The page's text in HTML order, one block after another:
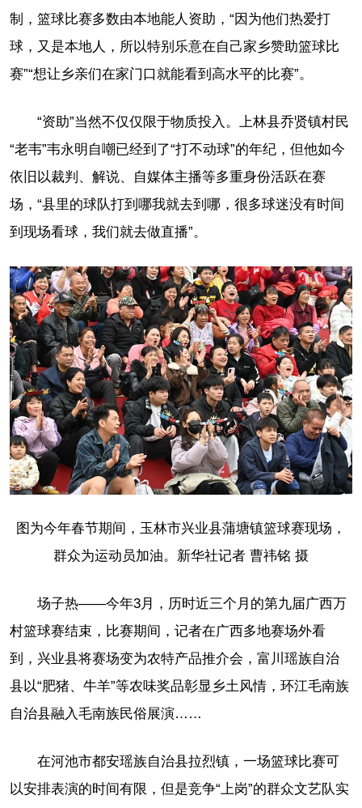
制，篮球比赛多数由本地能人资助，“因为他们热爱打
球，又是本地人，所以特别乐意在自己家乡赞助篮球比
赛”“想让乡亲们在家门口就能看到高水平的比赛”。
“资助”当然不仅仅限于物质投入。上林县乔贤镇村民
“老韦”韦永明自嘲已经到了“打不动球”的年纪，但他如今
依旧以裁判、解说、自媒体主播等多重身份活跃在赛
场，“县里的球队打到哪我就去到哪，很多球迷没有时间
到现场看球，我们就去做直播”。
图为今年春节期间，玉林市兴业县蒲塘镇篮球赛现场，
群众为运动员加油。新华社记者 曹祎铭 摄
场子热——今年3月，历时近三个月的第九届广西万
村篮球赛结束，比赛期间，记者在广西多地赛场外看
到，兴业县将赛场变为农特产品推介会，富川瑶族自治
县以“肥猪、牛羊”等农味奖品彰显乡土风情，环江毛南族
自治县融入毛南族民俗展演……
在河池市都安瑶族自治县拉烈镇，一场篮球比赛可
以安排表演的时间有限，但是竞争“上岗”的群众文艺队实